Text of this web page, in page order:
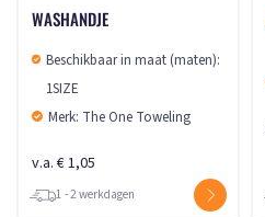
WASHANDJE
Beschikbaar in maat (maten):
1SIZE
Merk: The One Toweling
v.a. € 1,05
1 - 2 werkdagen